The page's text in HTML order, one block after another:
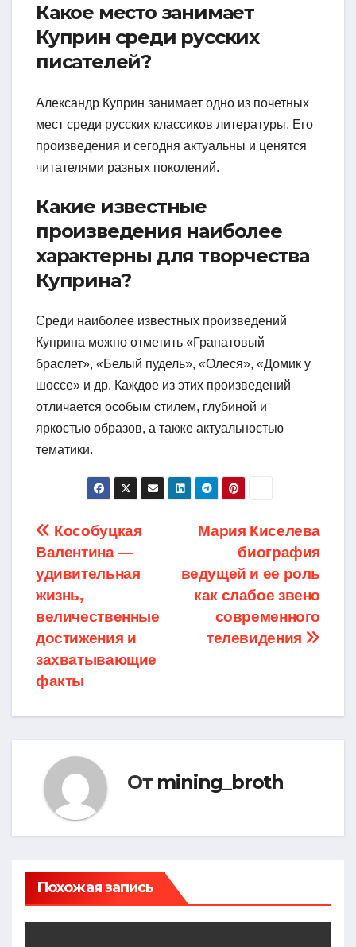
Какое место занимает
Куприн среди русских
писателей?
Александр Куприн занимает одно из почетных
мест среди русских классиков литературы. Его
произведения и сегодня актуальны и ценятся
читателями разных поколений.
Какие известные
произведения наиболее
характерны для творчества
Куприна?
Среди наиболее известных произведений
Куприна можно отметить «Гранатовый
браслет», «Белый пудель», «Олеся», «Домик у
шоссе» и др. Каждое из этих произведений
отличается особым стилем, глубиной и
яркостью образов, а также актуальностью
тематики.
Навигация
по
записям
Мария Киселева
биография
ведущей и ее роль
как слабое звено
современного
телевидения
Кособуцкая
Валентина —
удивительная
жизнь,
величественные
достижения и
захватывающие
факты
От mining_broth
Похожая запись